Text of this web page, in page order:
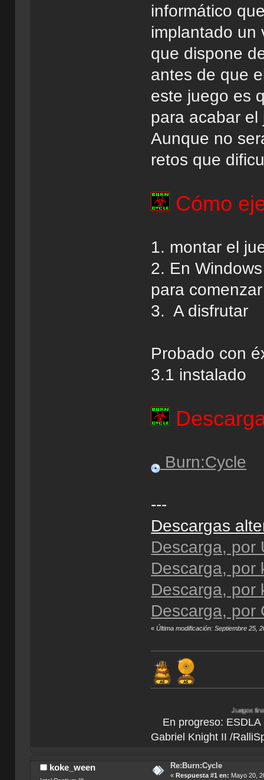
informático
implantado un
que dispone
antes de que
este juego es
para acabar
Aunque no
retos que
Cómo
1. montar el
2. En
para
3. A disfrutar
Probado con
3.1 instalado
Burn:Cycle
---
Descargas
Descarga, por
Descarga, por
Descarga, por
Descarga, por
«Última modificación: Septiembre 25,
Juegos finalizados:
En progreso: ESDLA
Gabriel Knight II /
koke_ween Re:Burn:Cycle
« Respuesta #1 en: Mayo 20,